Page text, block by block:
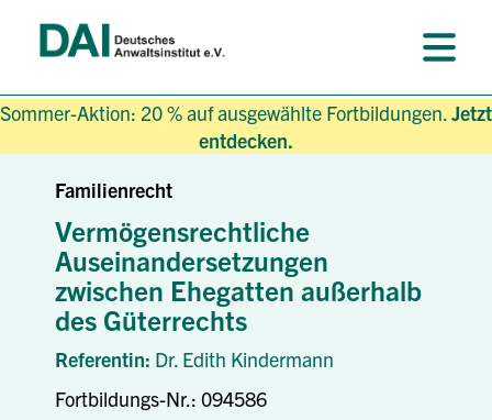
Sommer-Aktion: 20 % auf ausgewählte Fortbildungen.Jetzt
entdecken.
Familienrecht
Vermögensrechtliche
Auseinandersetzungen
zwischen Ehegatten außerhalb
des Güterrechts
Referentin: Dr. Edith Kindermann
Fortbildungs-Nr.: 094586